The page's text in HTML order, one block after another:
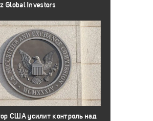
Global Investors
США усилит контроль над